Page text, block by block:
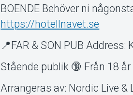
BOENDE Behöver ni
https://hotellnavet.se
📍FAR & SON PUB
Stående publik 🔞 Från 18 år
Arrangeras av: Nordic Live &